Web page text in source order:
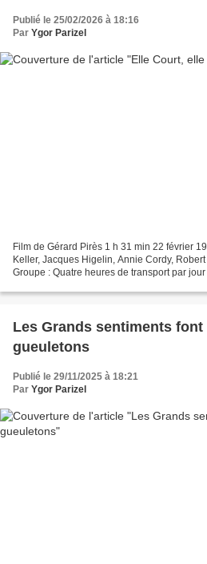
Publié le 25/02/2026 à 18:16
Par Ygor Parizel
Film de Gérard Pirès 1 h 31 min 22 février
Keller, Jacques Higelin, Annie Cordy,
Groupe : Quatre heures de transport par
Les Grands sentiments
gueuletons
Publié le 29/11/2025 à 18:21
Par Ygor Parizel